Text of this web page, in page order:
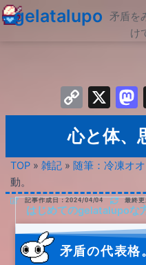
内
容 gelatalupo
矛盾を
け
Copy
Link
X
心と体、
TOP » 雑記 » 随筆：冷凍オ
動。
記事作成日：2024/04/04 最終
はじめてのgelatalupoな
矛盾の代表格